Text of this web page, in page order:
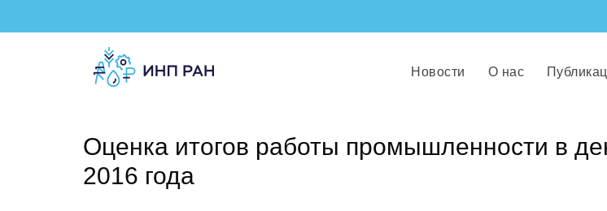
Новости О нас
Оценка итогов работы промышленности в
2016 года